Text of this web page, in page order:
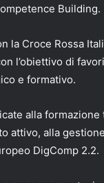
Building.
la Croce Rossa
l’obiettivo di
e formativo.
alla
attivo, alla
DigComp 2.2.